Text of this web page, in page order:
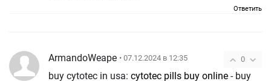
Ответить
0
ArmandoWeape • 07.12.2024 в 12:35
buy cytotec in usa: cytotec pills buy online - buy